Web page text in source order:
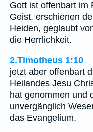
Gott ist offenbart im
Geist, erschienen
Heiden, geglaubt
die Herrlichkeit.
2.Timotheus 1:10
jetzt aber offenbart
Heilandes Jesu
hat genommen und
unvergänglich
das Evangelium,